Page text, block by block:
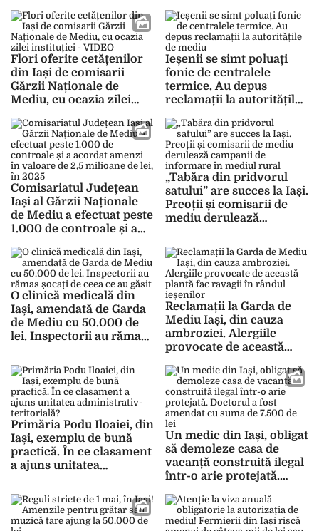
intervenit după ce
localnicii au făcut
sesizări
Delta Moldovei a distrus
20 de hectare de
vegetație. „Sunt riscuri
pentru noi”
Flori oferite cetățenilor
din Iași de comisarii
Gărzii Naționale de
Mediu, cu ocazia zilei
Ieșenii se simt poluați
fonic de centralele
termice. Au depus
reclamații la autoritățile
Comisariatul Județean
Iași al Gărzii Naționale
de Mediu a efectuat peste
1.000 de controale și a
valoare de 2,5 milioane
de lei, în 2025
„Tabăra din pridvorul
satului” are succes la Iași.
Preoții și comisarii de
mediu derulează
în mediul rural
O clinică medicală din
Iași, amendată de Garda
de Mediu cu 50.000 de
lei. Inspectorii au rămas
Reclamații la Garda de
Mediu Iași, din cauza
ambroziei. Alergiile
provocate de această
rândul ieșenilor
Primăria Podu Iloaiei, din
Iași, exemplu de bună
practică. În ce clasament
a ajuns unitatea
teritorială?
Un medic din Iași, obligat
să demoleze casa de
vacanță construită ilegal
într-o arie protejată.
cu suma de 7.500 de lei